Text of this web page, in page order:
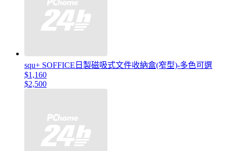
squ+ SOFFICE日製磁吸式文件收納盒(窄型)-多色可選
$1,160
$2,500